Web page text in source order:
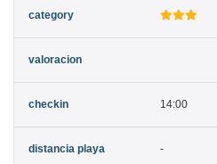
14:00
-